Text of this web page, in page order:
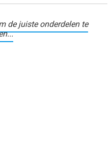
de juiste onderdelen te